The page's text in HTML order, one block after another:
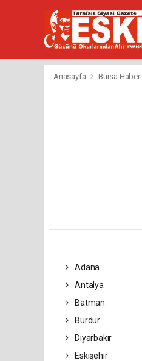
Anasayfa Bursa Haberi
Adana
Antalya
Batman
Burdur
Diyarbakır
Eskişehir